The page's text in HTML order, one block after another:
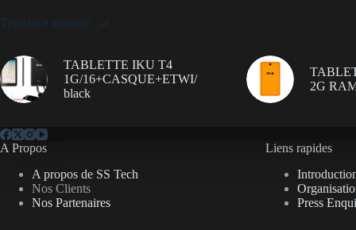
Tendance actuelle
TABLETTE IKU T4
1G/16+CASQUE+ETWI/
black
2G
A Propos
A propos de SS Tech
Nos Clients
Nos Partenaires
Liens rapides
Press